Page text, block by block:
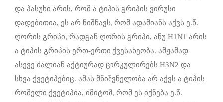
და პასუხი არის, რომ ა ტიპის გრიპის ვირუსი
დადებითია, ეს არ ნიშნავს, რომ ადამიანს აქვს ე.წ.
ღორის გრიპი, რადგან ღორის გრიპი, ანუ H1N1 არის
ა ტიპის გრიპის ერთ-ერთი ქვესახეობა. ამჟამად
ასევე ძალიან აქტიურად ცირკულირებს H3N2 და
სხვა ქვეტიპებიც. ამას მნიშვნელობა არ აქვს ა ტიპის
რომელი ქვეტიპია, იმიტომ, რომ ეს იქნება ე.წ.